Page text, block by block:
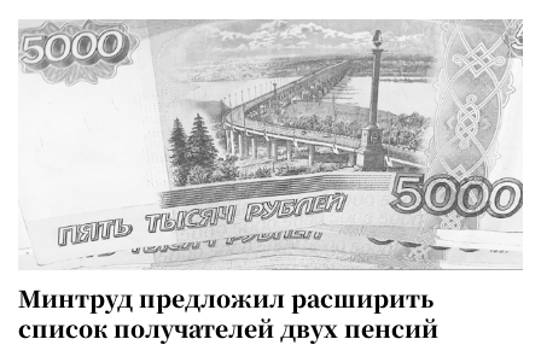
Минтруд предложил расширить
список получателей двух пенсий